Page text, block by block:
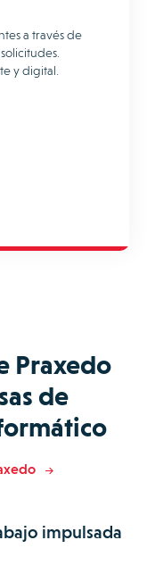
a través de
y digital.
Praxedo
de
impulsada